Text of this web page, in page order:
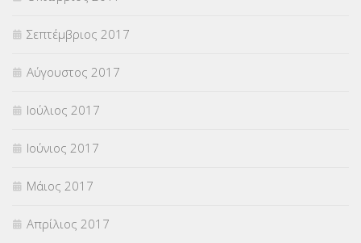
Σεπτέμβριος 2017
Αύγουστος 2017
Ιούλιος 2017
Ιούνιος 2017
Μάιος 2017
Απρίλιος 2017